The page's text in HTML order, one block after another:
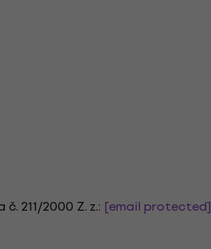
211/2000 Z. z.: [email protected]